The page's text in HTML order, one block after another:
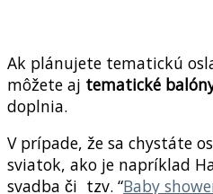
Ak plánujete tematickú
môžete aj tematické
doplnia.
V prípade, že sa chystáte
sviatok, ako je napríklad
svadba či tzv. “Baby